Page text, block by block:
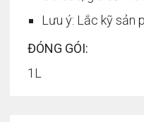
Lưu ý: Lắc kỹ sản
ĐÓNG GÓI:
1L